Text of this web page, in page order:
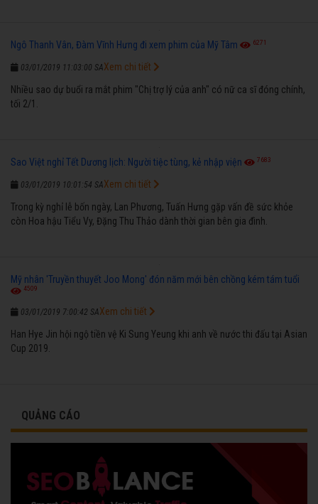
Ngô Thanh Vân, Đàm Vĩnh Hưng đi xem phim của Mỹ Tâm 6271
03/01/2019 11:03:00 SA
Nhiều sao dự buổi ra mắt phim "Chị trợ lý của anh" có nữ ca sĩ đóng chính,
tối 2/1.
Xem chi tiết
Sao Việt nghỉ Tết Dương lịch: Người tiệc tùng, kẻ nhập viện 7683
03/01/2019 10:01:54 SA
Trong kỳ nghỉ lễ bốn ngày, Lan Phương, Tuấn Hưng gặp vấn đề sức khỏe
còn Hoa hậu Tiểu Vy, Đặng Thu Thảo dành thời gian bên gia đình.
Xem chi tiết
Mỹ nhân 'Truyền thuyết Joo Mong' đón năm mới bên chồng kém tám tuổi
4509
03/01/2019 7:00:42 SA
Han Hye Jin hội ngộ tiền vệ Ki Sung Yeung khi anh về nước thi đấu tại Asian
Cup 2019.
Xem chi tiết
QUẢNG CÁO